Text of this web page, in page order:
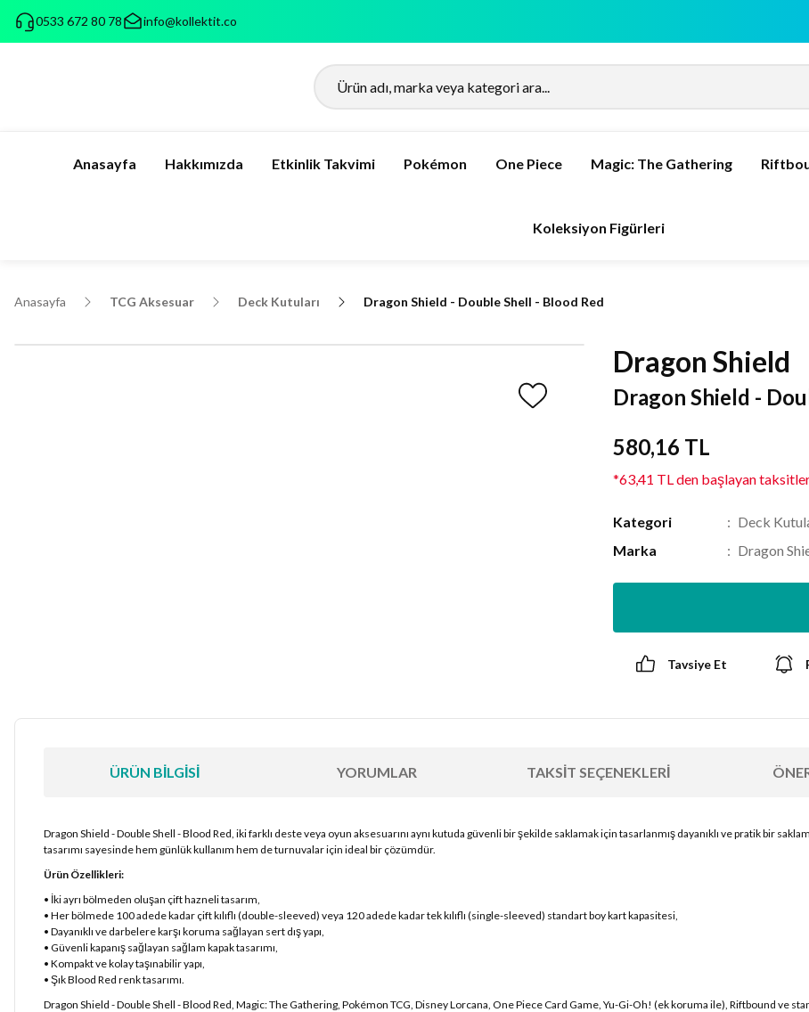
0533 672 80 78 info@kollektit.co
Anasayfa Hakkımızda Etkinlik Takvimi Pokémon One Piece Magic: The Gathering
Koleksiyon Figürleri
Anasayfa TCG Aksesuar Deck Kutuları Dragon Shield - Double Shell - Blood Red
Dragon Shield
Dragon Shield -
580,16 TL
*63,41 TL den başlayan
Kategori Deck
Marka
Dragon
Tavsiye Et
ÜRÜN BILGISI YORUMLAR TAKSIT SEÇENEKLERI
Dragon Shield - Double Shell - Blood Red, iki farklı deste veya oyun aksesuarını aynı kutuda güvenli bir şekilde saklamak için tasarlanmış dayanıklı ve pratik bir
tasarımı sayesinde hem günlük kullanım hem de turnuvalar için ideal bir çözümdür.
Ürün Özellikleri:
• İki ayrı bölmeden oluşan çift hazneli tasarım,
• Her bölmede 100 adede kadar çift kılıflı (double-sleeved) veya 120 adede kadar tek kılıflı (single-sleeved) standart boy kart kapasitesi,
• Dayanıklı ve darbelere karşı koruma sağlayan sert dış yapı,
• Güvenli kapanış sağlayan sağlam kapak tasarımı,
• Kompakt ve kolay taşınabilir yapı,
• Şık Blood Red renk tasarımı.
Dragon Shield - Double Shell - Blood Red, Magic: The Gathering, Pokémon TCG, Disney Lorcana, One Piece Card Game, Yu-Gi-Oh! (ek koruma ile), Riftbound ve